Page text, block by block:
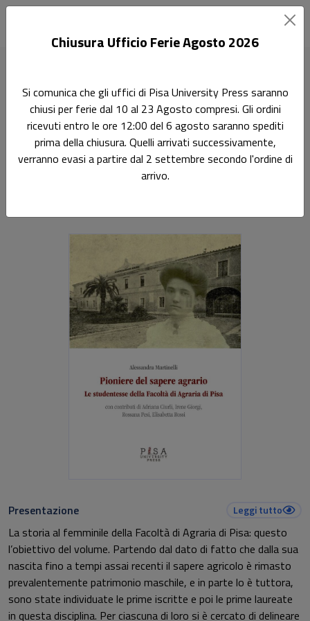
Ricerca
Pioniere del sapere agrario
le studentesse della Facoltà di Agraria di Pisa
Presentazione Leggi tutto
La storia al femminile della Facoltà di Agraria di Pisa: questo
l’obiettivo del volume. Partendo dal dato di fatto che dalla sua
nascita fino a tempi assai recenti il sapere agricolo è rimasto
prevalentemente patrimonio maschile, e in parte lo è tuttora,
sono state individuate le prime iscritte e poi le prime laureate
in questa disciplina. Per ciascuna di loro si è cercato di delineare
Chiusura Ufficio Ferie Agosto 2026
Si comunica che gli uffici di Pisa University Press saranno
chiusi per ferie dal 10 al 23 Agosto compresi. Gli ordini
ricevuti entro le ore 12:00 del 6 agosto saranno spediti
prima della chiusura. Quelli arrivati successivamente,
verranno evasi a partire dal 2 settembre secondo l'ordine di
arrivo.